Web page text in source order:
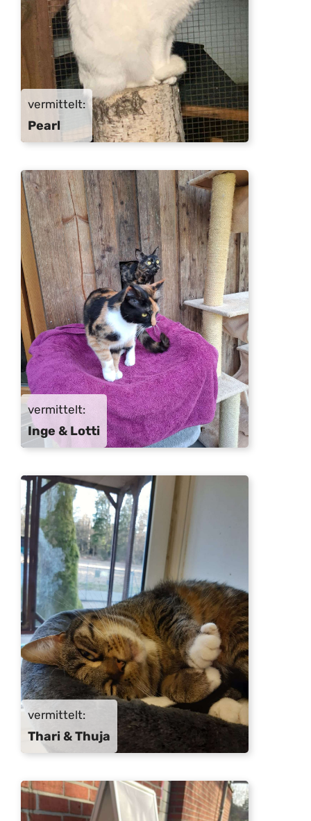
vermittelt:
Pearl
vermittelt:
Inge & Lotti
vermittelt:
Thari & Thuja